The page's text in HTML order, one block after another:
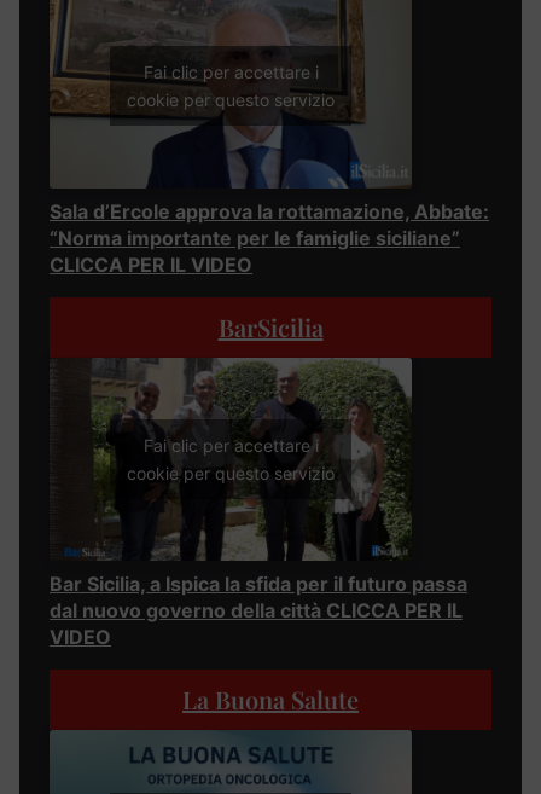
Fai clic per accettare i
cookie per questo servizio
Sala d’Ercole approva la rottamazione, Abbate:
“Norma importante per le famiglie siciliane”
CLICCA PER IL VIDEO
BarSicilia
Fai clic per accettare i
cookie per questo servizio
Bar Sicilia, a Ispica la sfida per il futuro passa
dal nuovo governo della città CLICCA PER IL
VIDEO
La Buona Salute